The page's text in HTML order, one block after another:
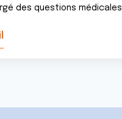
des questions médicales